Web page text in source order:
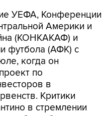
УЕФА, Конференции
Америки и
(КОНКАКАФ) и
футбола (АФК) с
когда он
по
в
Критики
в стремлении